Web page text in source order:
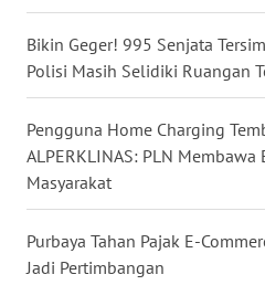
Bikin Geger! 995 Senjata
Polisi Masih Selidiki Ruangan
Pengguna Home Charging
ALPERKLINAS: PLN Membawa
Masyarakat
Purbaya Tahan Pajak E-
Jadi Pertimbangan
NUSANTARA
JOGJA
WN
JATIM
WN